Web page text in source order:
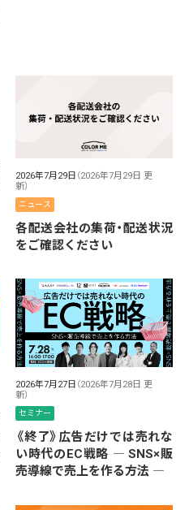
2026年7月29日 （2026年7月29日 更
新）
ニュース
各配送会社の集荷・配送状況
をご確認ください
2026年7月27日 （2026年7月28日 更
新）
セミナー
《終了》広告だけでは売れな
い時代のEC戦略 ― SNS×販
売導線で売上を作る方法 ―